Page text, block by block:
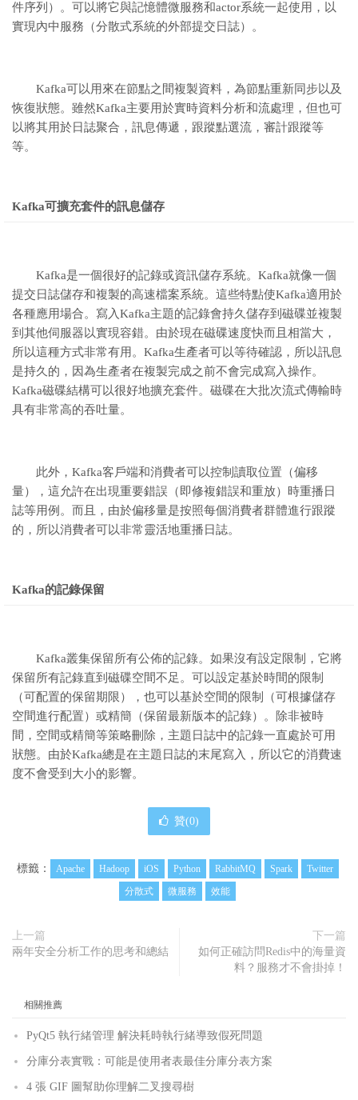
件序列）。可以將它與記憶體微服務和actor系統一起使用，以
實現內中服務（分散式系統的外部提交日誌）。
Kafka可以用來在節點之間複製資料，為節點重新同步以及
恢復狀態。雖然Kafka主要用於實時資料分析和流處理，但也可
以將其用於日誌聚合，訊息傳遞，跟蹤點選流，審計跟蹤等
等。
Kafka可擴充套件的訊息儲存
Kafka是一個很好的記錄或資訊儲存系統。Kafka就像一個
提交日誌儲存和複製的高速檔案系統。這些特點使Kafka適用於
各種應用場合。寫入Kafka主題的記錄會持久儲存到磁碟並複製
到其他伺服器以實現容錯。由於現在磁碟速度快而且相當大，
所以這種方式非常有用。Kafka生產者可以等待確認，所以訊息
是持久的，因為生產者在複製完成之前不會完成寫入操作。
Kafka磁碟結構可以很好地擴充套件。磁碟在大批次流式傳輸時
具有非常高的吞吐量。
此外，Kafka客戶端和消費者可以控制讀取位置（偏移
量），這允許在出現重要錯誤（即修複錯誤和重放）時重播日
誌等用例。而且，由於偏移量是按照每個消費者群體進行跟蹤
的，所以消費者可以非常靈活地重播日誌。
Kafka的記錄保留
Kafka叢集保留所有公佈的記錄。如果沒有設定限制，它將
保留所有記錄直到磁碟空間不足。可以設定基於時間的限制
（可配置的保留期限），也可以基於空間的限制（可根據儲存
空間進行配置）或精簡（保留最新版本的記錄）。除非被時
間，空間或精簡等策略刪除，主題日誌中的記錄一直處於可用
狀態。由於Kafka總是在主題日誌的末尾寫入，所以它的消費速
度不會受到大小的影響。
贊(0)
標籤： Apache Hadoop iOS Python RabbitMQ Spark
Twitter
分散式
微服務 效能
上一篇
兩年安全分析工作的思考和總結
下一篇
如何正確訪問Redis中的海量資
料？服務才不會掛掉！
相關推薦
PyQt5 執行緒管理 解決耗時執行緒導致假死問題
分庫分表實戰：可能是使用者表最佳分庫分表方案
4 張 GIF 圖幫助你理解二叉搜尋樹